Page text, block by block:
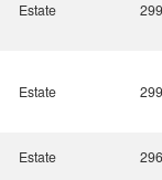
Estate
Estate
Estate